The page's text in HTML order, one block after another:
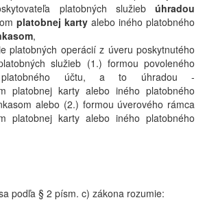
platobných služieb úhradou
platobnej karty alebo iného platobného
,
platobných operácií z úveru poskytnutého
služieb (1.) formou povoleného
platobného účtu, a to úhradou -
platobnej karty alebo iného platobného
alebo (2.) formou úverového rámca
platobnej karty alebo iného platobného
podľa § 2 písm. c) zákona rozumie: